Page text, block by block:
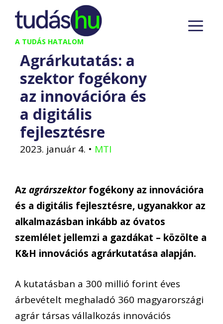
Kilépés
tartalomba
A TUDÁS HATALOM
Agrárkutatás: a
szektor fogékony
az innovációra és
a digitális
fejlesztésre
2023. január 4. • MTI
Az agrárszektorfogékony az innovációra
és a digitális fejlesztésre, ugyanakkor az
alkalmazásban inkább az óvatos
szemlélet jellemzi a gazdákat – közölte a
K&H innovációs agrárkutatása alapján.
A kutatásban a 300 millió forint éves
árbevételt meghaladó 360 magyarországi
agrár társas vállalkozás innovációs